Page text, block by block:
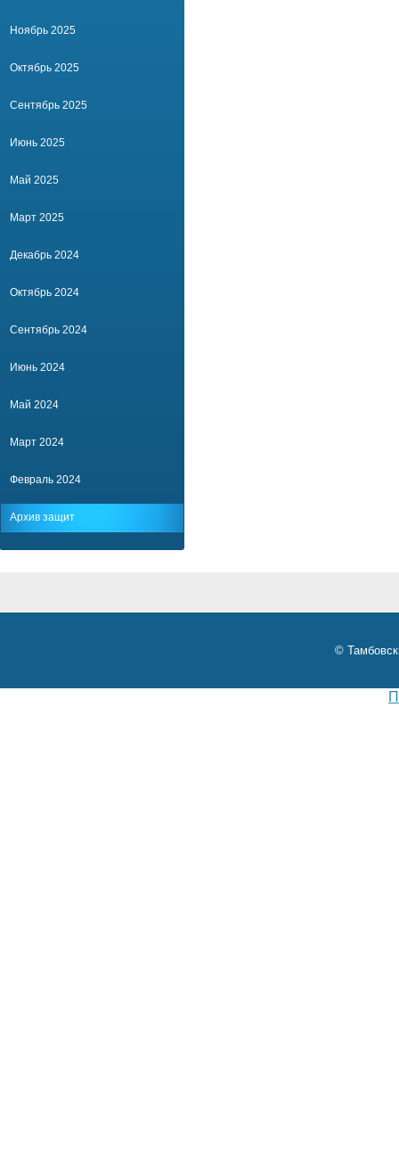
Ноябрь 2025
Октябрь 2025
Сентябрь 2025
Июнь 2025
Май 2025
Март 2025
Декабрь 2024
Октябрь 2024
Сентябрь 2024
Июнь 2024
Май 2024
Март 2024
Февраль 2024
Архив защит
©